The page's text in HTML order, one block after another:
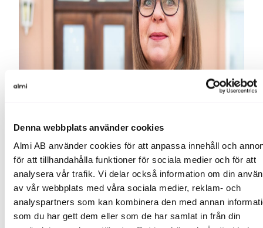
Denna webbplats använder cookies
Almi AB använder cookies för att anpassa innehåll och
för att tillhandahålla funktioner för sociala medier och för att
analysera vår trafik. Vi delar också information om din
av vår webbplats med våra sociala medier, reklam- och
analyspartners som kan kombinera den med annan
som du har gett dem eller som de har samlat in från din